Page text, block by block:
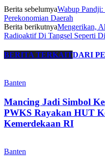
Berita sebelumyaWabup
Perekonomian Daerah
Berita berikutnyaMengerikan,
Radioaktif Di Tangsel Seperti
BERITA TERKAITDARI
Banten
Mancing Jadi Simbol
PWKS Rayakan HUT
Kemerdekaan RI
Banten